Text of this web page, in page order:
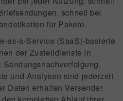
schnell bei
für Pakete.
as-a-Service (SaaS)-basierte
der Zustelldienste in
und Analysen sind jederzeit
Daten erhalten Versender